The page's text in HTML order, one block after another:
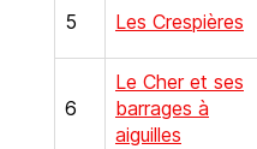
5 Les Crespières
6
Le Cher et ses
barrages à
aiguilles